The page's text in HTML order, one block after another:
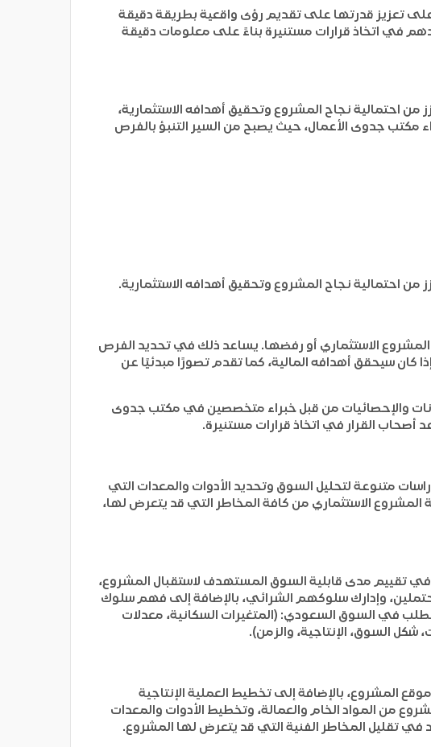
تعزيز قدرتها على تقديم رؤى واقعية بطريقة دقيقة
في اتخاذ قرارات مستنيرة بناءً على معلومات دقيقة
احتمالية نجاح المشروع وتحقيق أهدافه الاستثمارية،
مكتب جدوى الأعمال، حيث يصبح من السير التنبؤ بالفرص
احتمالية نجاح المشروع وتحقيق أهدافه الاستثمارية.
الاستثماري أو رفضها. يساعد ذلك في تحديد الفرص
كان سيحقق أهدافه المالية، كما تقدم تصورًا مبدئيًا عن
والإحصائيات من قبل خبراء متخصصين في مكتب جدوى
أصحاب القرار في اتخاذ قرارات مستنيرة.
متنوعة لتحليل السوق وتحديد الأدوات والمعدات التي
المشروع الاستثماري من كافة المخاطر التي قد يتعرض لها،
تقييم مدى قابلية السوق المستهدف لاستقبال المشروع،
وإدارك سلوكهم الشرائي، بالإضافة إلى فهم سلوك
في السوق السعودي: (المتغيرات السكانية، معدلات
شكل السوق، الإنتاجية، والزمن).
المشروع، بالإضافة إلى تخطيط العملية الإنتاجية
من المواد الخام والعمالة، وتخطيط الأدوات والمعدات
في تقليل المخاطر الفنية التي قد يتعرض لها المشروع.